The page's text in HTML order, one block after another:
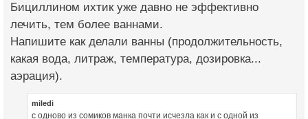
Бициллином ихтик уже давно не эффективно
лечить, тем более ваннами.
Напишите как делали ванны (продолжительность,
какая вода, литраж, температура, дозировка...
аэрация).
miledi
с одново из сомиков манка почти исчезла как и с одной из